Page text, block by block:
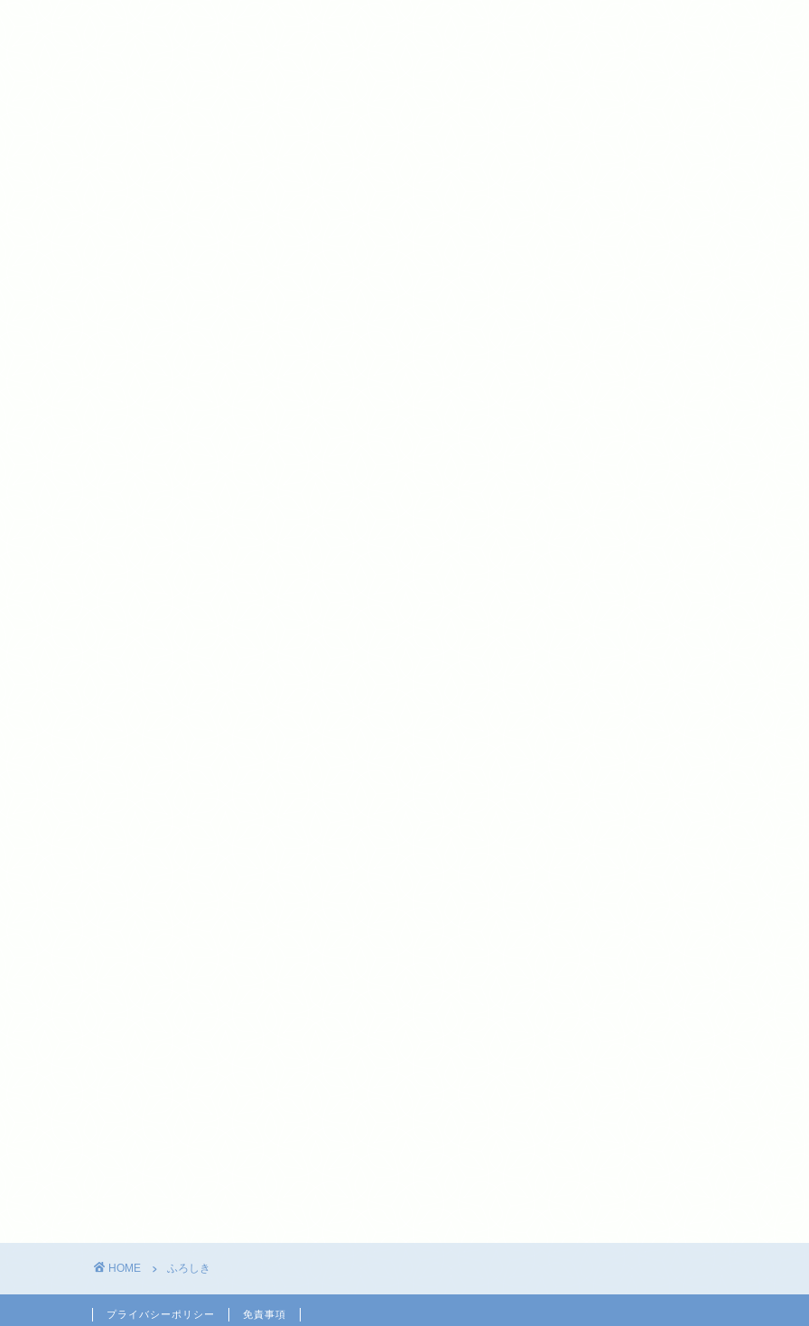
HOME ふろしき
プライバシーポリシー 免責事項